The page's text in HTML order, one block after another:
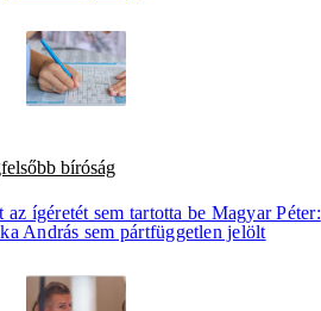
bíróság
az ígéretét sem tartotta be Magyar Péter:
András sem pártfüggetlen jelölt